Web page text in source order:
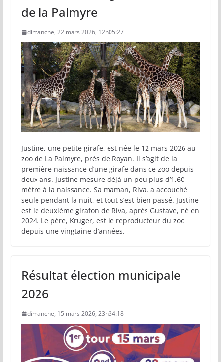
de la Palmyre
dimanche, 22 mars 2026, 12h05:27
Justine, une petite girafe, est née le 12 mars 2026 au
zoo de La Palmyre, près de Royan. Il s’agit de la
première naissance d’une girafe dans ce zoo depuis
deux ans. Justine mesure déjà un peu plus d’1,60
mètre à la naissance. Sa maman, Riva, a accouché
seule pendant la nuit, et tout s’est bien passé. Justine
est le deuxième girafon de Riva, après Gustave, né en
2024. Le père, Kruger, est le reproducteur du zoo
depuis une vingtaine d’années.
Résultat élection municipale
2026
dimanche, 15 mars 2026, 23h34:18